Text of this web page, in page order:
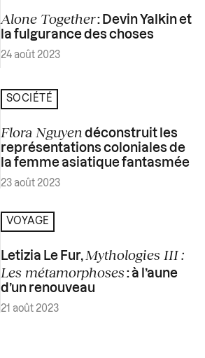
Alone Together: Devin Yalkin et
la fulgurance des choses
24 août 2023
SOCIÉTÉ
Flora Nguyen déconstruit les
représentations coloniales de
la femme asiatique fantasmée
23 août 2023
VOYAGE
Letizia Le Fur, Mythologies III :
Les métamorphoses: à l’aune
d’un renouveau
21 août 2023